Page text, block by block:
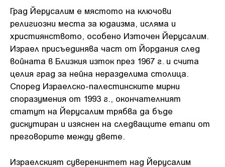
Град Йерусалим е мястото на ключови
религиозни места за юдаизма, исляма и
християнството, особено Източен Йерусалим.
Израел присъединява част от Йордания след
войната в Близкия изток през 1967 г. и счита
целия град за нейна неразделима столица.
Според Израелско-палестинските мирни
споразумения от 1993 г., окончателният
статут на Йерусалим трябва да бъде
дискутиран и изяснен на следващите етапи от
преговорите между двете.
Израелският суверенинтет над Йерусалим